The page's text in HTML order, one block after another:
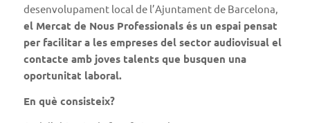
desenvolupament local de l’Ajuntament de Barcelona,
el Mercat de Nous Professionals és un espai pensat
per facilitar a les empreses del sector audiovisual el
contacte amb joves talents que busquen una
oportunitat laboral.
En què consisteix?